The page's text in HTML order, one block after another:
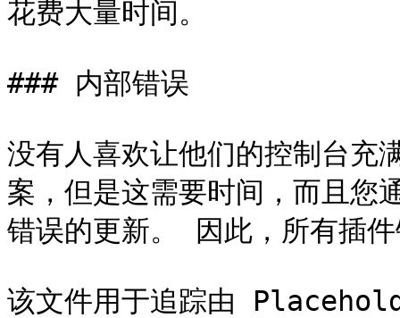
花费大量时间。
### 内部错误
没有人喜欢让他们的控制台充
案，但是这需要时间，而且您
错误的更新。 因此，所有插
该文件用于追踪由